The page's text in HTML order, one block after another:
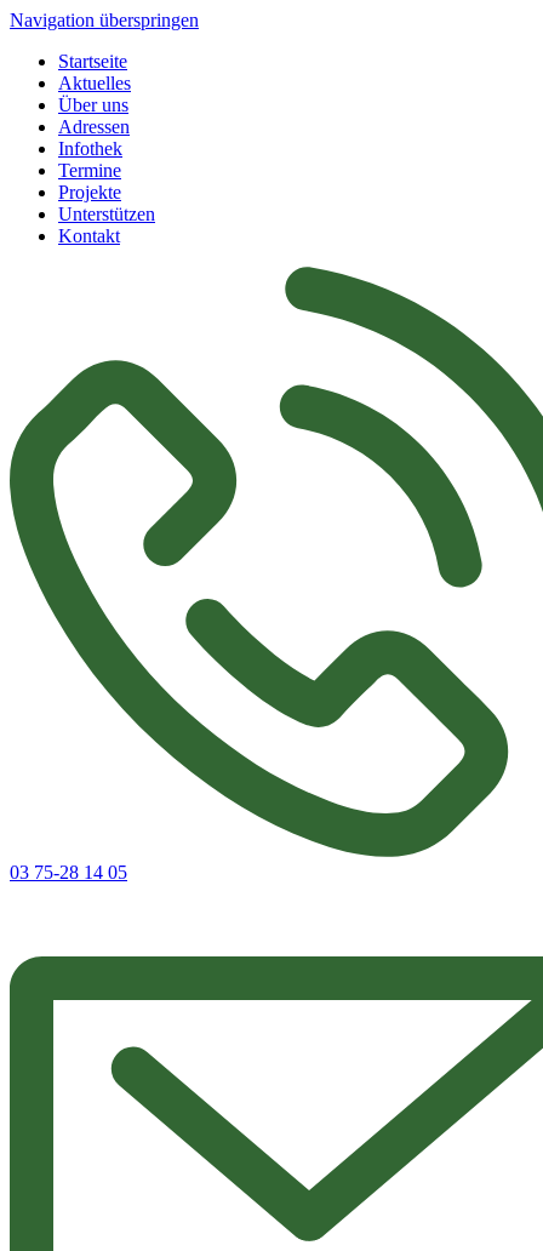
Navigation überspringen
Startseite
Aktuelles
Über uns
Adressen
Infothek
Termine
Projekte
Unterstützen
Kontakt
03 75-28 14 05